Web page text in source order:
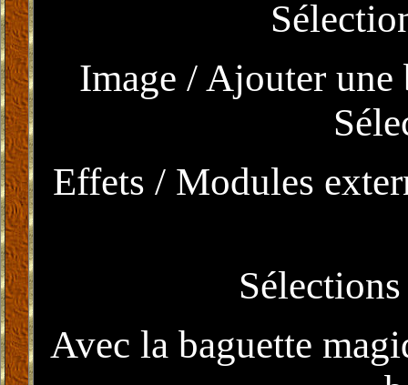
Image / Ajouter
Effets / Modules
Avec la baguette